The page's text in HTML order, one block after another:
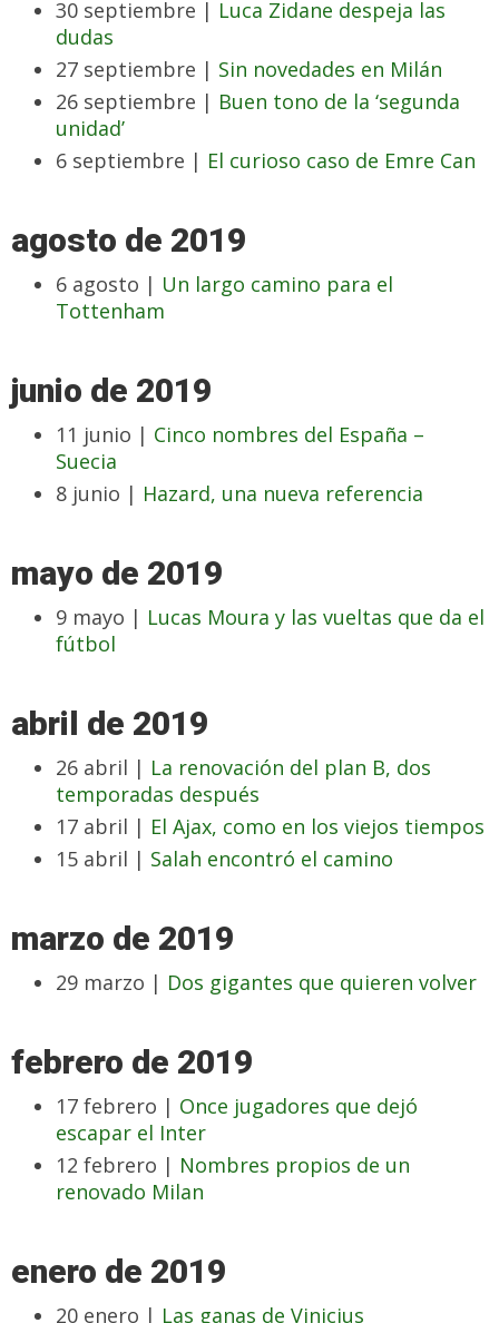
30 septiembre | Luca Zidane despeja las
dudas
27 septiembre | Sin novedades en Milán
26 septiembre | Buen tono de la ‘segunda
unidad’
6 septiembre | El curioso caso de Emre Can
agosto de 2019
6 agosto | Un largo camino para el
Tottenham
junio de 2019
11 junio | Cinco nombres del España –
Suecia
8 junio | Hazard, una nueva referencia
mayo de 2019
9 mayo | Lucas Moura y las vueltas que da el
fútbol
abril de 2019
26 abril | La renovación del plan B, dos
temporadas después
17 abril | El Ajax, como en los viejos tiempos
15 abril | Salah encontró el camino
marzo de 2019
29 marzo | Dos gigantes que quieren volver
febrero de 2019
17 febrero | Once jugadores que dejó
escapar el Inter
12 febrero | Nombres propios de un
renovado Milan
enero de 2019
20 enero | Las ganas de Vinicius